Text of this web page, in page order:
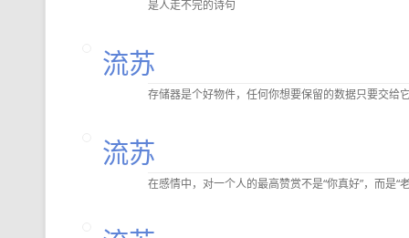
是人走不完的诗句
流苏
存储器是个好物件，任何你想要保留的数据只要交给
流苏
在感情中，对一个人的最高赞赏不是“你真好”，而是“